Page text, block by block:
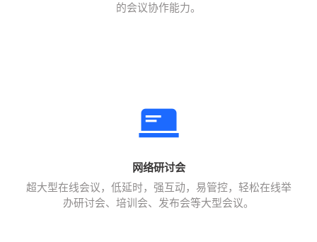
的会议协作能力。
网络研讨会
超大型在线会议，低延时，强互动，易管控，轻松在线举
办研讨会、培训会、发布会等大型会议。